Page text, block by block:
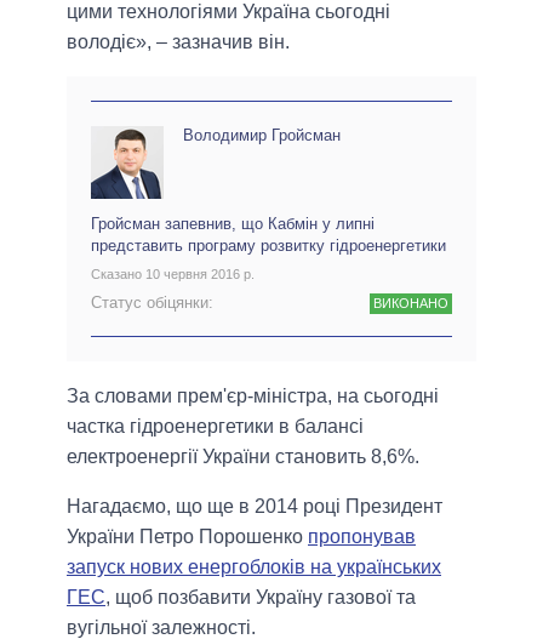
цими технологіями Україна сьогодні
володіє», – зазначив він.
Володимир Гройсман
Гройсман запевнив, що Кабмін у липні
представить програму розвитку гідроенергетики
Сказано 10 червня 2016 р.
Статус обіцянки: ВИКОНАНО
За словами прем'єр-міністра, на сьогодні
частка гідроенергетики в балансі
електроенергії України становить 8,6%.
Нагадаємо, що ще в 2014 році Президент
України Петро Порошенко пропонував
запуск нових енергоблоків на українських
ГЕС, щоб позбавити Україну газової та
вугільної залежності.